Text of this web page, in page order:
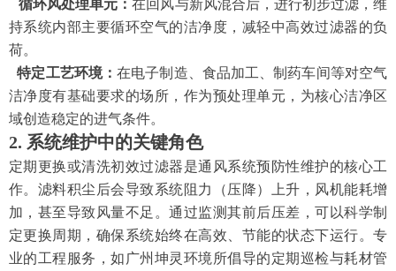
循环风处理单元：在回风与新风混合后，进行初步过滤，维
持系统内部主要循环空气的洁净度，减轻中高效过滤器的负
荷。
特定工艺环境：在电子制造、食品加工、制药车间等对空气
洁净度有基础要求的场所，作为预处理单元，为核心洁净区
域创造稳定的进气条件。
2. 系统维护中的关键角色
定期更换或清洗初效过滤器是通风系统预防性维护的核心工
作。滤料积尘后会导致系统阻力（压降）上升，风机能耗增
加，甚至导致风量不足。通过监测其前后压差，可以科学制
定更换周期，确保系统始终在高效、节能的状态下运行。专
业的工程服务，如广州坤灵环境所倡导的定期巡检与耗材管